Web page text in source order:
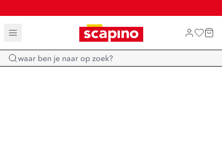
TOT 70% KORTING OP SALE
SHOP NIEUW
Home